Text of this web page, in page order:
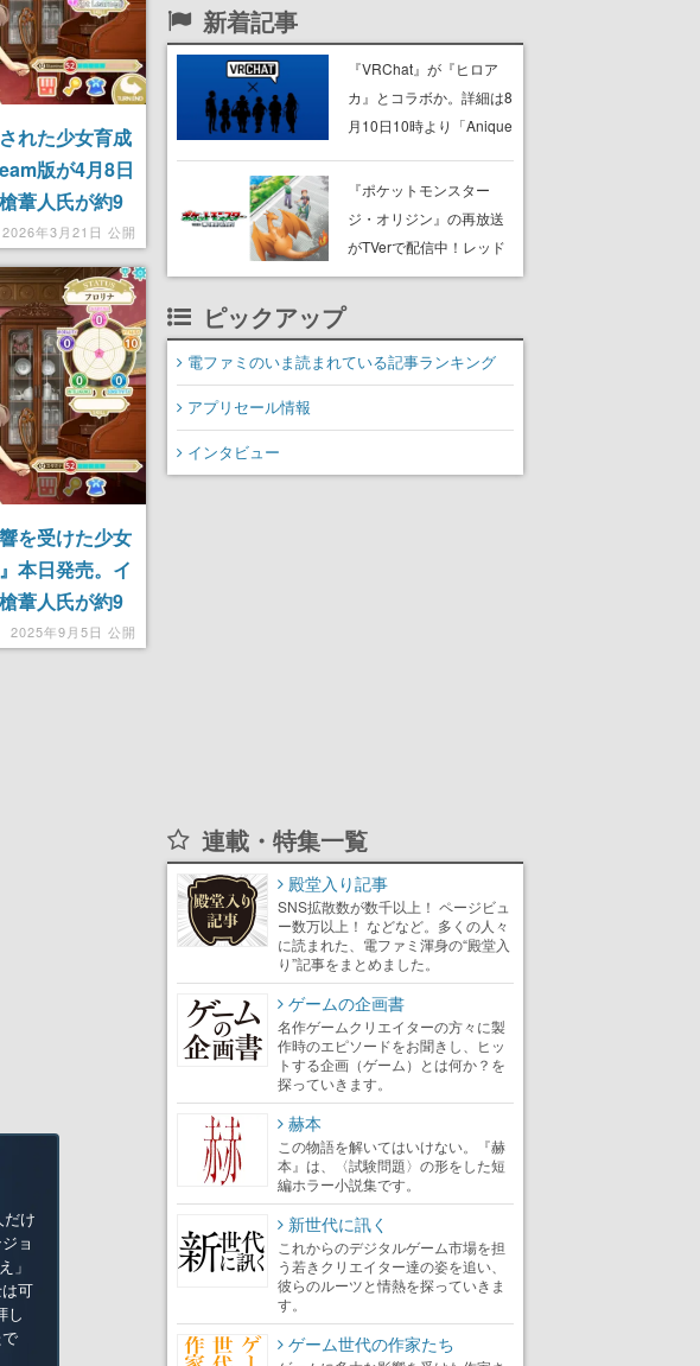
れた少女育成
版が4月8日
葦人氏が約9
2026年3月21日 公開
を受けた少女
本日発売。イ
葦人氏が約9
会い、バカン
2025年9月5日 公開
だけ
ョ
」
可
し
新着記事
『VRChat』が『ヒロア
カ』とコラボか。詳細は8
月10日10時より「Anique
開『ポケットモンスター
ジ・オリジン』の再放送
がTVerで配信中！レッド
（CV：竹内順子）が主人
ピックアップ
電ファミのいま読まれている記事ランキング
アプリセール情報
インタビュー
連載・特集一覧
殿堂入り記事
SNS拡散数が数千以上！ ページビュ
ー数万以上！ などなど。多くの人々
に読まれた、電ファミ渾身の“殿堂入
り”記事をまとめました。
ゲームの企画書
名作ゲームクリエイターの方々に製
作時のエピソードをお聞きし、ヒッ
トする企画（ゲーム）とは何か？を
探っていきます。
赫本
この物語を解いてはいけない。『赫
本』は、〈試験問題〉の形をした短
編ホラー小説集です。
新世代に訊く
これからのデジタルゲーム市場を担
う若きクリエイター達の姿を追い、
彼らのルーツと情熱を探っていきま
す。
ゲーム世代の作家たち